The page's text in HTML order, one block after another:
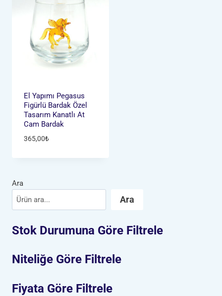
El Yapımı Pegasus
Figürlü Bardak Özel
Tasarım Kanatlı At
Cam Bardak
365,00₺
Ara
Ara
Stok Durumuna Göre Filtrele
Niteliğe Göre Filtrele
Fiyata Göre Filtrele